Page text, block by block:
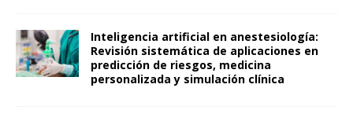
Inteligencia artificial en anestesiología:
Revisión sistemática de aplicaciones en
predicción de riesgos, medicina
personalizada y simulación clínica